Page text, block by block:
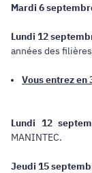
Mardi 6
Lundi 12
années des
Vous entrez en
Lundi 12
MANINTEC.
Jeudi 15